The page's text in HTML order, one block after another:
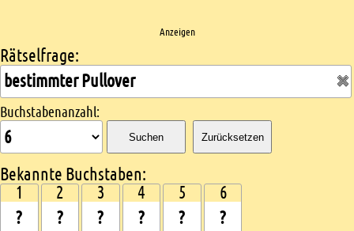
Anzeigen
Kreuzworträtsel suchen
Rätselfrage:
Buchstabenanzahl:
Suchen Zurücksetzen
Bekannte Buchstaben:
1 2 3 4 5 6